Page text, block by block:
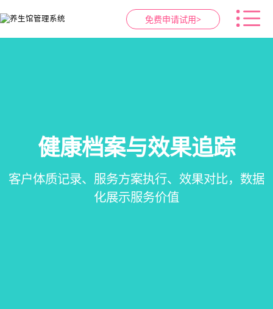
免费申请试用>
会员营销&锁客
会员积分、套餐定制、精准营销、客户关怀，提
升复购率与客单价
预约与工位管理
在线预约、智能排班、技师调度、房间/床位状态
一目了然，提升资源利用率
健康档案与效果追踪
客户体质记录、服务方案执行、效果对比，数据
化展示服务价值
智慧养生馆管理系统
一站式解决养生馆预约、服务、会员、财务、营
销全流程数字化管理